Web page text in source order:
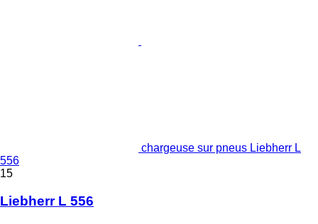
chargeuse sur pneus Liebherr L
556
15
Liebherr L 556